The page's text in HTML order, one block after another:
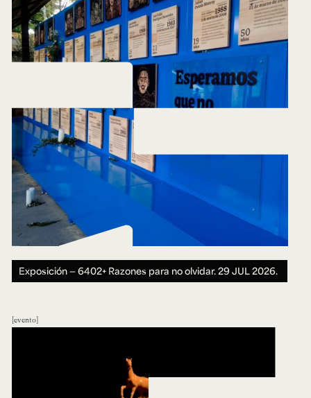
Exposición — 6402+ Razones para no olvidar.29 JUL 2026.
evento